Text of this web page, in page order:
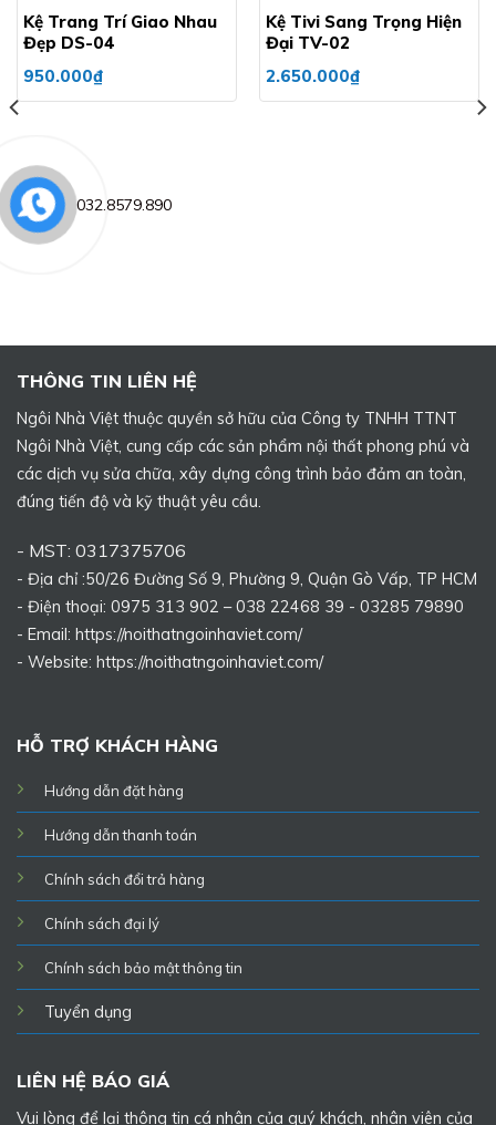
Kệ Trang Trí Giao Nhau
Đẹp DS-04
950.000₫
Kệ Tivi Sang Trọng Hiện
Đại TV-02
2.650.000₫
THÔNG TIN LIÊN HỆ
Ngôi Nhà Việt thuộc quyền sở hữu của Công ty TNHH TTNT
Ngôi Nhà Việt, cung cấp các sản phẩm nội thất phong phú và
các dịch vụ sửa chữa, xây dựng công trình bảo đảm an toàn,
đúng tiến độ và kỹ thuật yêu cầu.
- MST: 0317375706
- Địa chỉ :50/26 Đường Số 9, Phường 9, Quận Gò Vấp, TP HCM
- Điện thoại: 0975 313 902 – 038 22468 39 - 03285 79890
- Email: https://noithatngoinhaviet.com/
- Website: https://noithatngoinhaviet.com/
HỖ TRỢ KHÁCH HÀNG
Hướng dẫn đặt hàng
Hướng dẫn thanh toán
Chính sách đổi trả hàng
Chính sách đại lý
Chính sách bảo mật thông tin
Tuyển dụng
LIÊN HỆ BÁO GIÁ
Vui lòng để lại thông tin cá nhân của quý khách, nhân viên của
032.8579.890